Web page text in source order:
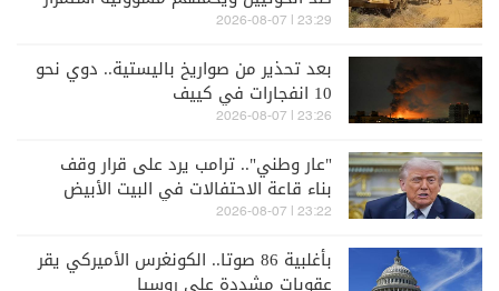
التصعيد
23:29 | 2026-08-07
بعد تحذير من صواريخ باليستية.. دوي نحو
10 انفجارات في كييف
23:26 | 2026-08-07
"عار وطني".. ترامب يرد على قرار وقف
بناء قاعة الاحتفالات في البيت الأبيض
وسيطعن في الحكم
23:22 | 2026-08-07
بأغلبية 86 صوتا.. الكونغرس الأميركي يقر
عقوبات مشددة على روسيا